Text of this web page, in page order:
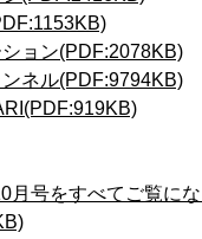
ョン(PDF:2078KB)
ネル(PDF:9794KB)
月号をすべてご覧に